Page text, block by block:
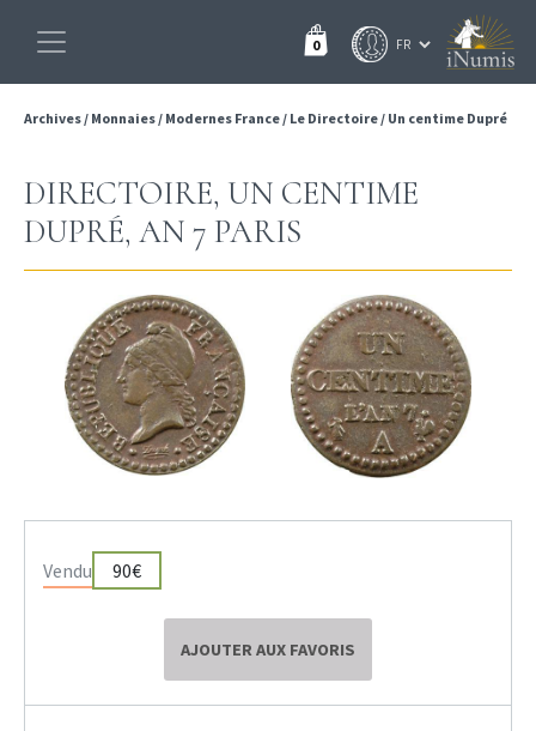
0
Archives/ Monnaies/ Modernes France/ Le Directoire/ Un centime Dupré
DIRECTOIRE, UN CENTIME
DUPRÉ, AN 7 PARIS
Vendu 90€
AJOUTER AUX FAVORIS